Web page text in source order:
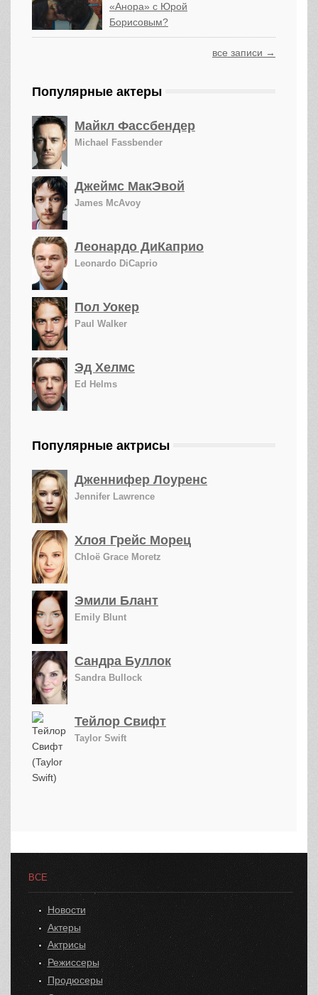
«Анора» с Юрой
Борисовым?
все записи →
Популярные актеры
Майкл Фассбендер
Michael Fassbender
Джеймс МакЭвой
James McAvoy
Леонардо ДиКаприо
Leonardo DiCaprio
Пол Уокер
Paul Walker
Эд Хелмс
Ed Helms
Популярные актрисы
Дженнифер Лоуренс
Jennifer Lawrence
Хлоя Грейс Морец
Chloë Grace Moretz
Эмили Блант
Emily Blunt
Сандра Буллок
Sandra Bullock
Тейлор Свифт
Taylor Swift
ВСЕ
Новости
Актеры
Актрисы
Режиссеры
Продюсеры